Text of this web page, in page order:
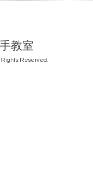
教室
Rights Reserved.